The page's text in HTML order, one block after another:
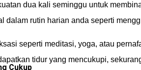
dua kali seminggu untuk
dalam rutin harian anda seperti
seperti meditasi, yoga, atau
tidur yang mencukupi,
Cukup